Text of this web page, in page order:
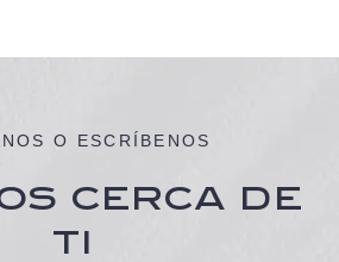
O ESCRÍBENOS
CERCA DE
TI